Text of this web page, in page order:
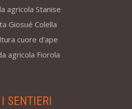
agricola Stanise
Giosué Colella
cuore d'ape
agricola Fiorola
I SENTIERI